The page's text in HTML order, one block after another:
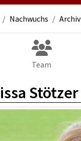
Nachwuchs Archiv
Team
Stötzer